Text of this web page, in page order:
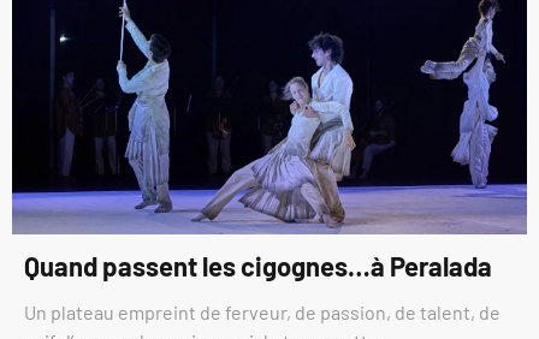
Quand passent les cigognes…à Peralada
Un plateau empreint de ferveur, de passion, de talent, de